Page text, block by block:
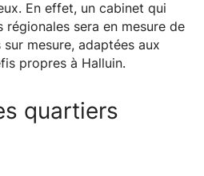
En effet, un cabinet qui
sera en mesure de
mesure, adaptées aux
propres à Halluin.
quartiers